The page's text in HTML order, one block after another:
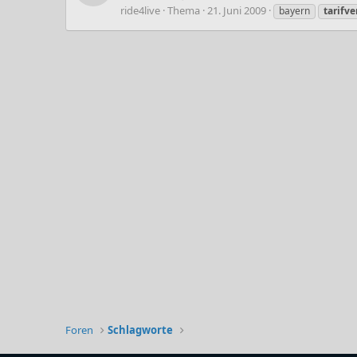
ride4live Thema 21. Juni 2009 bayern
Foren Schlagworte